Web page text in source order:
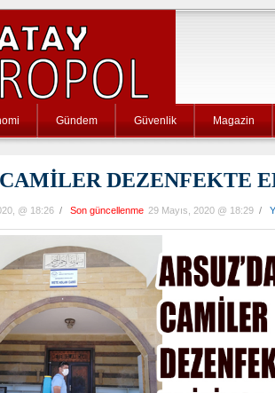
Gündem Güvenlik Magazin
CAMİLER DEZENFEKTE
@ 18:26 / Son güncellenme 29 Mayıs, 2020 @ 18:29 /